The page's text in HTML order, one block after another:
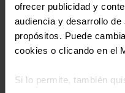
ofrecer publicidad y
audiencia y desarrollo
propósitos. Puede
cookies o clicando en el
Si lo permite, también